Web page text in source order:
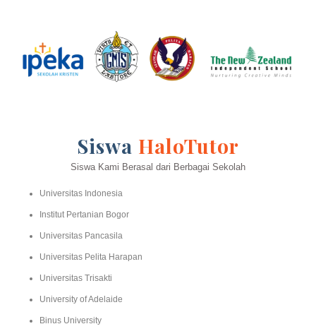
Siswa HaloTutor
Siswa Kami Berasal dari Berbagai Sekolah
Universitas Indonesia
Institut Pertanian Bogor
Universitas Pancasila
Universitas Pelita Harapan
Universitas Trisakti
University of Adelaide
Binus University